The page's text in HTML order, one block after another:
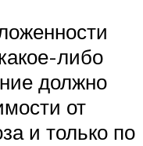
либо
должно
от
и только по